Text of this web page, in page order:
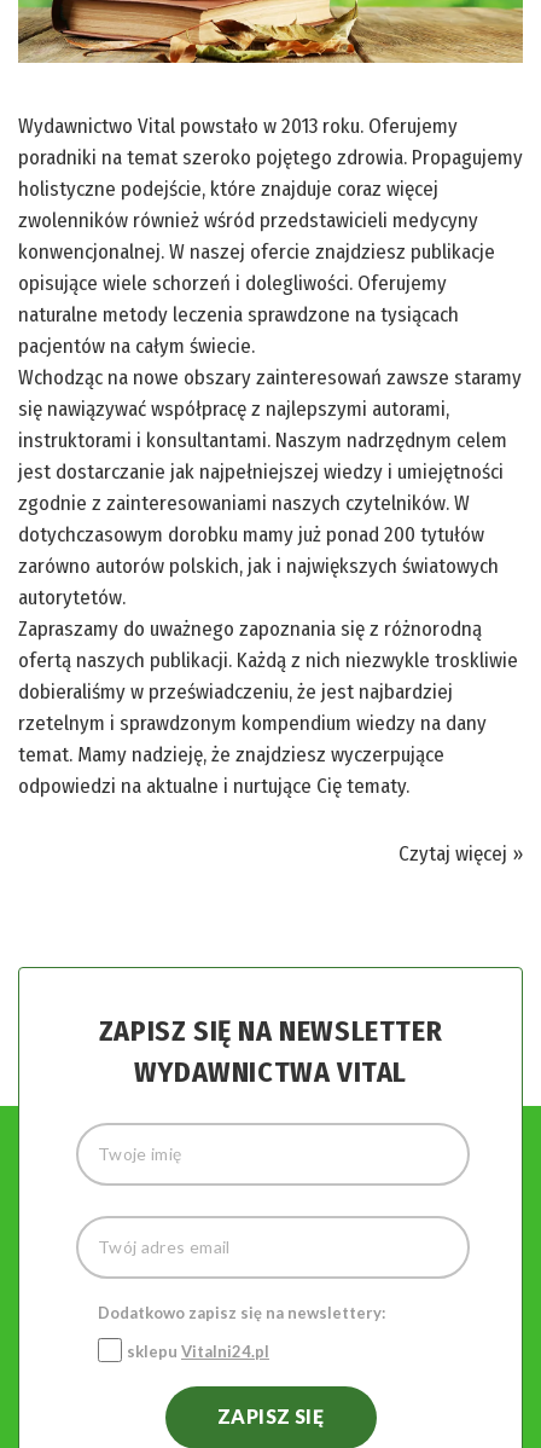
Wydawnictwo Vital powstało w 2013 roku. Oferujemy
poradniki na temat szeroko pojętego zdrowia. Propagujemy
holistyczne podejście, które znajduje coraz więcej
zwolenników również wśród przedstawicieli medycyny
konwencjonalnej. W naszej ofercie znajdziesz publikacje
opisujące wiele schorzeń i dolegliwości. Oferujemy
naturalne metody leczenia sprawdzone na tysiącach
pacjentów na całym świecie.
Wchodząc na nowe obszary zainteresowań zawsze staramy
się nawiązywać współpracę z najlepszymi autorami,
instruktorami i konsultantami. Naszym nadrzędnym celem
jest dostarczanie jak najpełniejszej wiedzy i umiejętności
zgodnie z zainteresowaniami naszych czytelników. W
dotychczasowym dorobku mamy już ponad 200 tytułów
zarówno autorów polskich, jak i największych światowych
autorytetów.
Zapraszamy do uważnego zapoznania się z różnorodną
ofertą naszych publikacji. Każdą z nich niezwykle troskliwie
dobieraliśmy w przeświadczeniu, że jest najbardziej
rzetelnym i sprawdzonym kompendium wiedzy na dany
temat. Mamy nadzieję, że znajdziesz wyczerpujące
odpowiedzi na aktualne i nurtujące Cię tematy.
Czytaj więcej »
ZAPISZ SIĘ NA NEWSLETTER
WYDAWNICTWA VITAL
Dodatkowo zapisz się na newslettery:
sklepu Vitalni24.pl
ZAPISZ SIĘ